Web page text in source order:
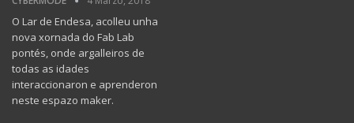
O Lar de Endesa, acolleu unha
nova xornada do Fab Lab
pontés, onde argalleiros de
todas as idades
interaccionaron e aprenderon
neste espazo maker.